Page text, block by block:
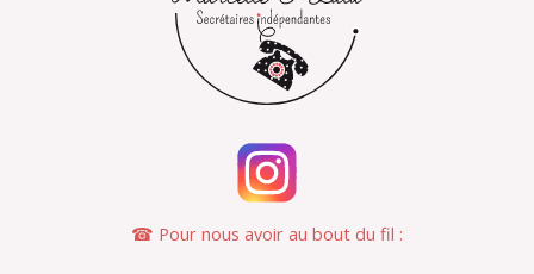
o
o
k
☎ Pour nous avoir au bout du fil :